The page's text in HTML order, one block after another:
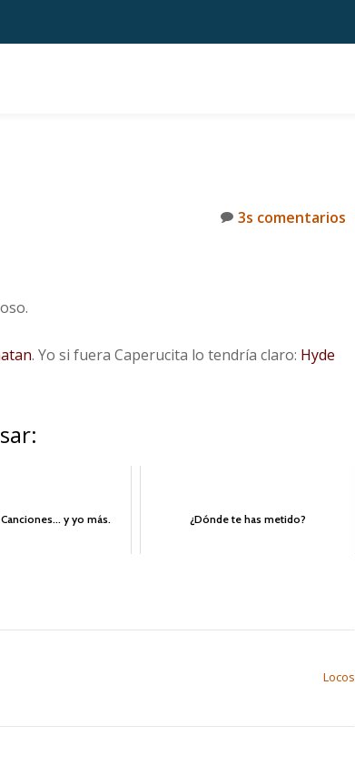
3s comentarios
. Yo si fuera Caperucita lo tendría claro: Hyde
y yo más. ¿Dónde te has metido?
Locos